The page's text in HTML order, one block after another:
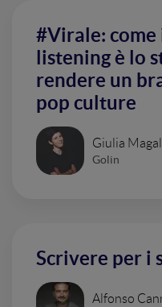
#Virale: come
listening è lo
rendere un
pop culture
Giulia
Golin
Scrivere per i
Alfonso